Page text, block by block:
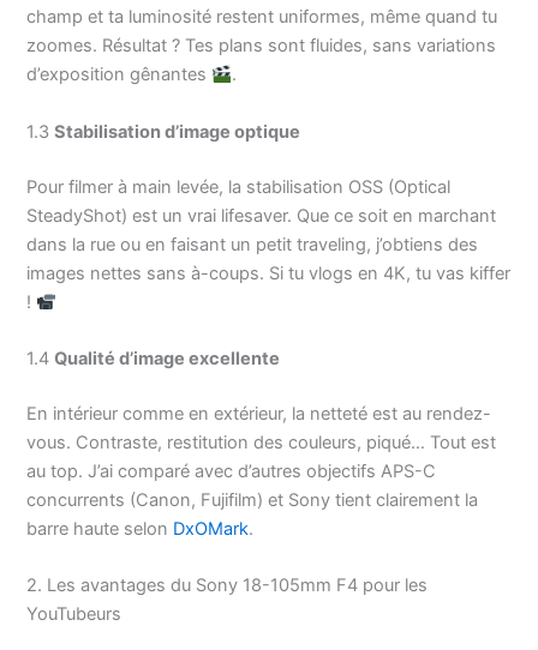
champ et ta luminosité restent uniformes, même quand tu
zoomes. Résultat ? Tes plans sont fluides, sans variations
d’exposition gênantes
.
1.3Stabilisation d’image optique
Pour filmer à main levée, la stabilisation OSS (Optical
SteadyShot) est un vrai lifesaver. Que ce soit en marchant
dans la rue ou en faisant un petit traveling, j’obtiens des
images nettes sans à-coups. Si tu vlogs en 4K, tu vas kiffer
!
1.4Qualité d’image excellente
En intérieur comme en extérieur, la netteté est au rendez-
vous. Contraste, restitution des couleurs, piqué… Tout est
au top. J’ai comparé avec d’autres objectifs APS-C
concurrents (Canon, Fujifilm) et Sony tient clairement la
barre haute selon DxOMark.
2. Les avantages du Sony 18-105mm F4 pour les
YouTubeurs